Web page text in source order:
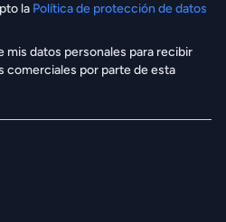
la Política de protección de datos
datos personales para recibir
comerciales por parte de esta